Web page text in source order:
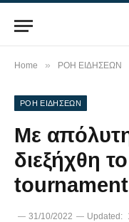
Home » ΡΟΗ ΕΙΔΗΣΕΩΝ
ΡΟΗ ΕΙΔΗΣΕΩΝ
Με
διεξήχθη
31/10/2022 Updated: